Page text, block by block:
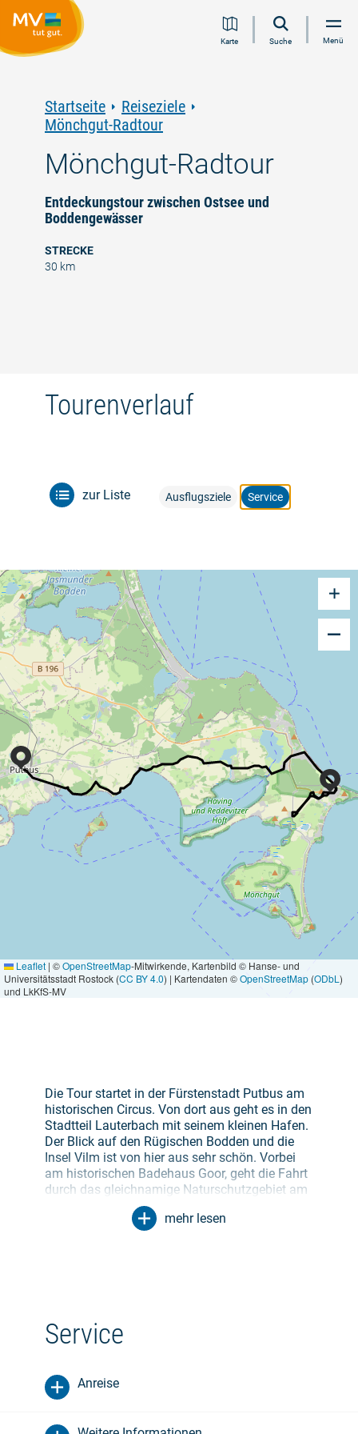
Inhalt
Navigation
Volltextsuche
FooterKarte Suche Menü
Startseite
Reiseziele
Mönchgut-Radtour
Mönchgut-Radtour
Entdeckungstour zwischen Ostsee und
Boddengewässer
STRECKE
30 km
Tourenverlauf
Leaflet | ©OpenStreetMap-Mitwirkende, Kartenbild © Hanse- und
Universitätsstadt Rostock (CC BY 4.0) | Kartendaten ©OpenStreetMap (ODbL )
und LkKfS-MV
zur Liste Ausflugsziele Service
Die Tour startet in der Fürstenstadt Putbus am
historischen Circus. Von dort aus geht es in den
Stadtteil Lauterbach mit seinem kleinen Hafen.
Der Blick auf den Rügischen Bodden und die
Insel Vilm ist von hier aus sehr schön. Vorbei
am historischen Badehaus Goor, geht die Fahrt
durch das gleichnamige Naturschutzgebiet am
Bodden entlang Richtung Groß Stresow.
passiert. Weiter geht es über einen gut sanierten
Plattenweg nach Seedorf mit seinem schönen
für hungrige Radfahrer. Anschließend wird eine
Holzbrücke passiert, die Räder sollten hier
rechts, kurze Zeit später wieder nach links, wo
mehr lesen
Service
Anreise